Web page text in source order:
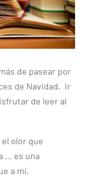
de pasear por
de Navidad, ir
de leer al
el olor que
… es una
a mí,